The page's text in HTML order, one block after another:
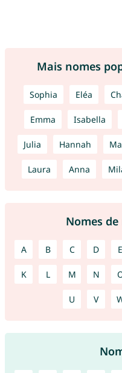
Mais nomes
Sophia Eléa
Emma Isabella
Julia Hannah
Laura Anna
Nomes
A B C D E
K L M N
U V